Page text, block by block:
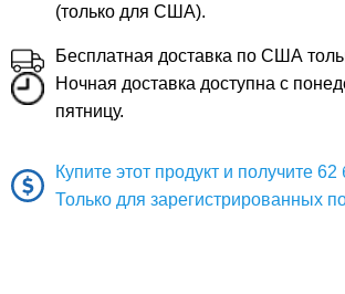
(только для США).
Бесплатная доставка по США
Ночная доставка доступна с
пятницу.
Купите этот продукт и получите 62
Только для зарегистрированных